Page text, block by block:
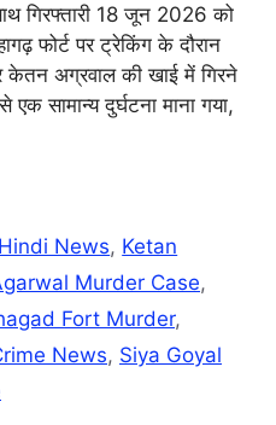
गिरफ्तारी 18 जून 2026 को
फोर्ट पर ट्रेकिंग के दौरान
केतन अग्रवाल की खाई में गिरने
सामान्य दुर्घटना माना गया,
Hindi News, Ketan
Murder Case,
Fort Murder,
News, Siya Goyal